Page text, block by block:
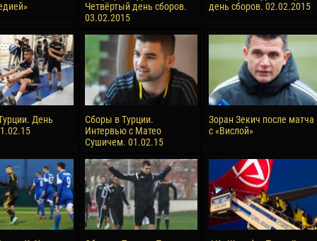
Четвёртый день сборов.
03.02.2015
день сборов. 02.02.2015
День
Сборы в Турции.
Интервью с Матео
Сушичем. 01.02.15
Зоран Зекич после матча
с «Вислой»